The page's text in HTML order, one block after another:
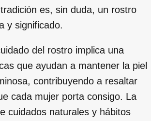
es, sin duda, un rostro
y significado.
del rostro implica una
que ayudan a mantener la piel
contribuyendo a resaltar
cada mujer porta consigo. La
cuidados naturales y hábitos